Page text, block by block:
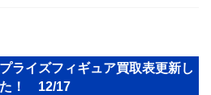
ライズフィギュア買取表更新し
た！ 12/17